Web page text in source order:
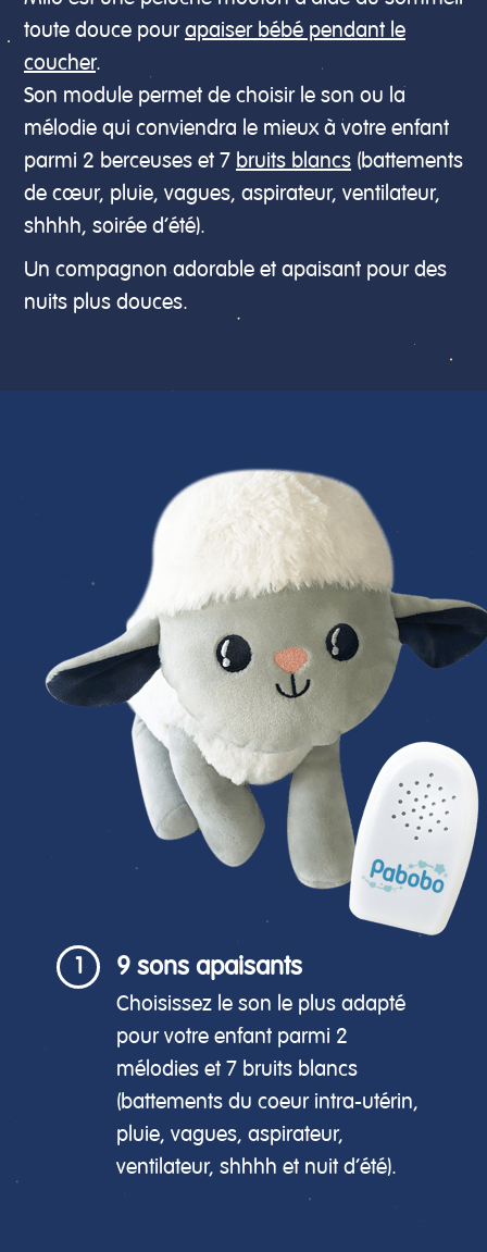
toute douce pour apaiser bébé pendant le
coucher.
Son module permet de choisir le son ou la
mélodie qui conviendra le mieux à votre enfant
parmi 2 berceuses et 7 bruits blancs (battements
de cœur, pluie, vagues, aspirateur, ventilateur,
shhhh, soirée d’été).
Un compagnon adorable et apaisant pour des
nuits plus douces.
1 9 sons apaisants
Choisissez le son le plus adapté
pour votre enfant parmi 2
mélodies et 7 bruits blancs
(battements du coeur intra-utérin,
pluie, vagues, aspirateur,
ventilateur, shhhh et nuit d'été).